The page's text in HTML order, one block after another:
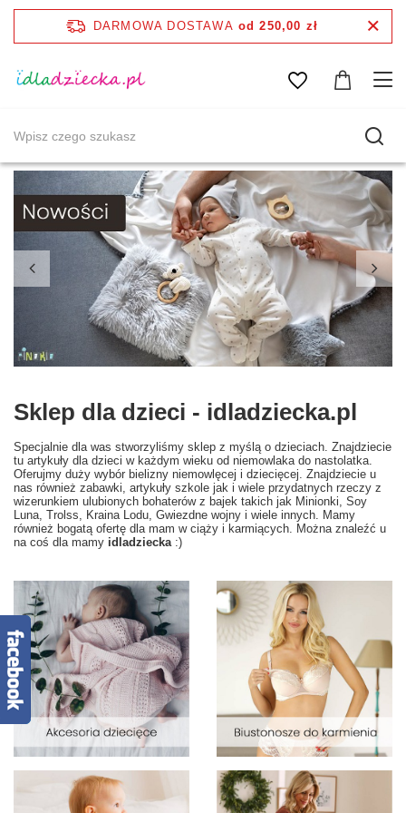
DARMOWA DOSTAWA od 250,00 zł
Sklep dla dzieci - idladziecka.pl
Specjalnie dla was stworzyliśmy sklep z myślą o dzieciach. Znajdziecie
tu artykuły dla dzieci w każdym wieku od niemowlaka do nastolatka.
Oferujmy duży wybór bielizny niemowlęcej i dziecięcej. Znajdziecie u
nas również zabawki, artykuły szkole jak i wiele przydatnych rzeczy z
wizerunkiem ulubionych bohaterów z bajek takich jak Minionki, Soy
Luna, Trolss, Kraina Lodu, Gwiezdne wojny i wiele innych. Mamy
również bogatą ofertę dla mam w ciąży i karmiących. Można znaleźć u
na coś dla mamy idladziecka :)